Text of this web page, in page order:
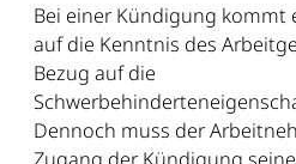
Bei einer Kündigung kommt
auf die Kenntnis des
Bezug auf die
Dennoch muss der
Zugang der Kündigung